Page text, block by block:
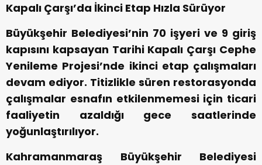
Kapalı Çarşı’da İkinci Etap Hızla Sürüyor
Büyükşehir Belediyesi’nin 70 işyeri ve 9 giriş
kapısını kapsayan Tarihi Kapalı Çarşı Cephe
Yenileme Projesi’nde ikinci etap çalışmaları
devam ediyor. Titizlikle süren restorasyonda
çalışmalar esnafın etkilenmemesi için ticari
faaliyetin azaldığı gece saatlerinde
yoğunlaştırılıyor.
Kahramanmaraş Büyükşehir Belediyesi